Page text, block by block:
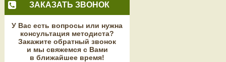
ЗАКАЗАТЬ ЗВОНОК
У Вас есть вопросы или нужна
консультация методиста?
Закажите обратный звонок
и мы свяжемся с Вами
в ближайшее время!